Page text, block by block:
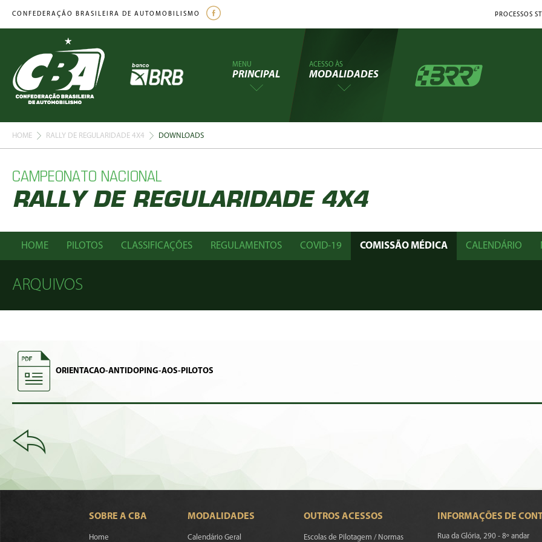
CONFEDERAÇÃO BRASILEIRA DE AUTOMOBILISMO PROCESSOS
MENU
PRINCIPAL
ACESSO ÀS
MODALIDADES
HOME RALLY DE REGULARIDADE 4X4 DOWNLOADS
CAMPEONATO NACIONAL
RALLY DE REGULARIDADE 4X4
HOME PILOTOS CLASSIFICAÇÕES REGULAMENTOS COVID-19 COMISSÃO MÉDICA CALENDÁRIO
ARQUIVOS
ORIENTACAO-ANTIDOPING-AOS-PILOTOS
SOBRE A CBA
Home
MODALIDADES
Calendário Geral
OUTROS ACESSOS
Escolas de Pilotagem / Normas
INFORMAÇÕES DE
Rua da Glória, 290 - 8º andar